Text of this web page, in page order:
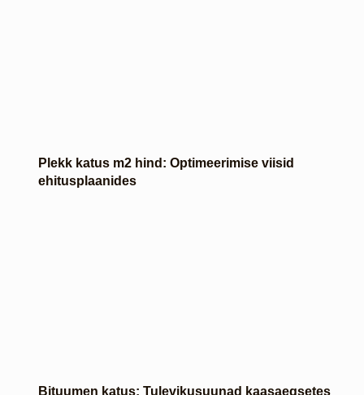
Plekk katus m2 hind: Optimeerimise viisid
ehitusplaanides
Bituumen katus: Tulevikusuunad kaasaegsetes